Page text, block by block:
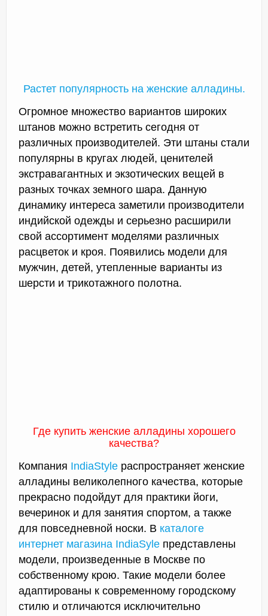
Растет популярность на женские алладины.
Огромное множество вариантов широких
штанов можно встретить сегодня от
различных производителей. Эти штаны стали
популярны в кругах людей, ценителей
экстравагантных и экзотических вещей в
разных точках земного шара. Данную
динамику интереса заметили производители
индийской одежды и серьезно расширили
свой ассортимент моделями различных
расцветок и кроя. Появились модели для
мужчин, детей, утепленные варианты из
шерсти и трикотажного полотна.
Где купить женские алладины хорошего
качества?
Компания IndiaStyle распространяет женские
алладины великолепного качества, которые
прекрасно подойдут для практики йоги,
вечеринок и для занятия спортом, а также
для повседневной носки. В каталоге
интернет магазина IndiaSyle представлены
модели, произведенные в Москве по
собственному крою. Такие модели более
адаптированы к современному городскому
стилю и отличаются исключительно